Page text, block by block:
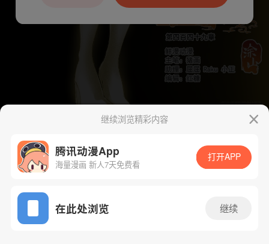
App免费看
下一话 腾漫App免费看
继续浏览精彩内容
腾讯动漫App
海量漫画 新人7天免费看
打开APP
在此处浏览 继续